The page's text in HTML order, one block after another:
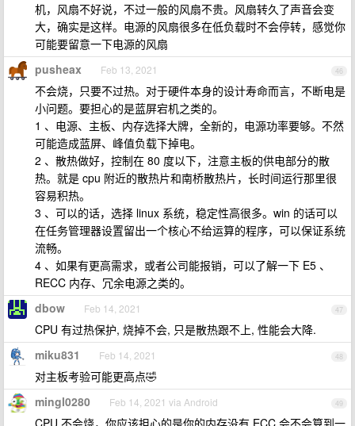
机，风扇不好说，不过一般的风扇不贵。风扇转久了声音会变
大，确实是这样。电源的风扇很多在低负载时不会停转，感觉你
可能要留意一下电源的风扇
46
pusheax Feb 13, 2021
不会烧，只要不过热。对于硬件本身的设计寿命而言，不断电是
小问题。要担心的是蓝屏宕机之类的。
1 、电源、主板、内存选择大牌，全新的，电源功率要够。不然
可能造成蓝屏、峰值负载下掉电。
2 、散热做好，控制在 80 度以下，注意主板的供电部分的散
热。就是 cpu 附近的散热片和南桥散热片，长时间运行那里很
容易积热。
3 、可以的话，选择 linux 系统，稳定性高很多。win 的话可以
在任务管理器设置留出一个核心不给运算的程序，可以保证系统
流畅。
4 、如果有更高需求，或者公司能报销，可以了解一下 E5 、
RECC 内存、冗余电源之类的。
47
dbow Feb 14, 2021
CPU 有过热保护, 烧掉不会, 只是散热跟不上, 性能会大降.
48
miku831 Feb 14, 2021
对主板考验可能更高点🤣
49
mingl0280 Feb 14, 2021 via Android
CPU 不会烧，你应该担心的是你的内存没有 ECC 会不会算到一